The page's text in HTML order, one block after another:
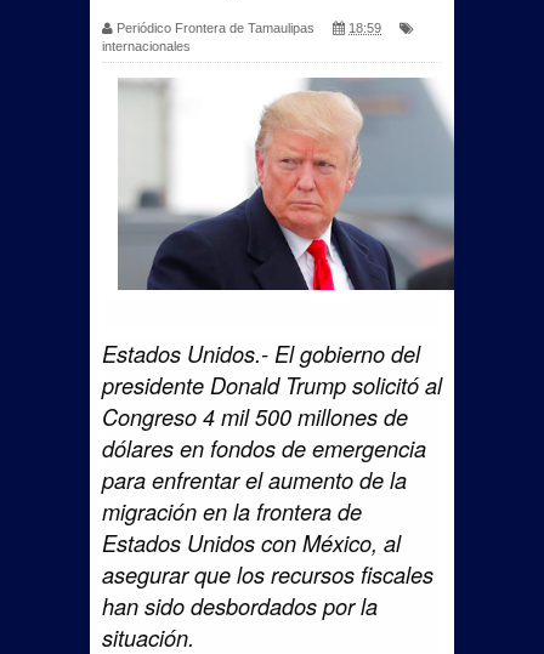
Periódico Frontera de Tamaulipas
18:59
internacionales
Estados Unidos.- El gobierno del
presidente Donald Trump solicitó al
Congreso 4 mil 500 millones de
dólares en fondos de emergencia
para enfrentar el aumento de la
migración en la frontera de
Estados Unidos con México, al
asegurar que los recursos fiscales
han sido desbordados por la
situación.